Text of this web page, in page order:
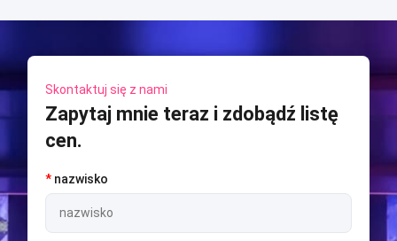
Skontaktuj się z nami
Zapytaj mnie teraz i zdobądź listę
cen.
* nazwisko